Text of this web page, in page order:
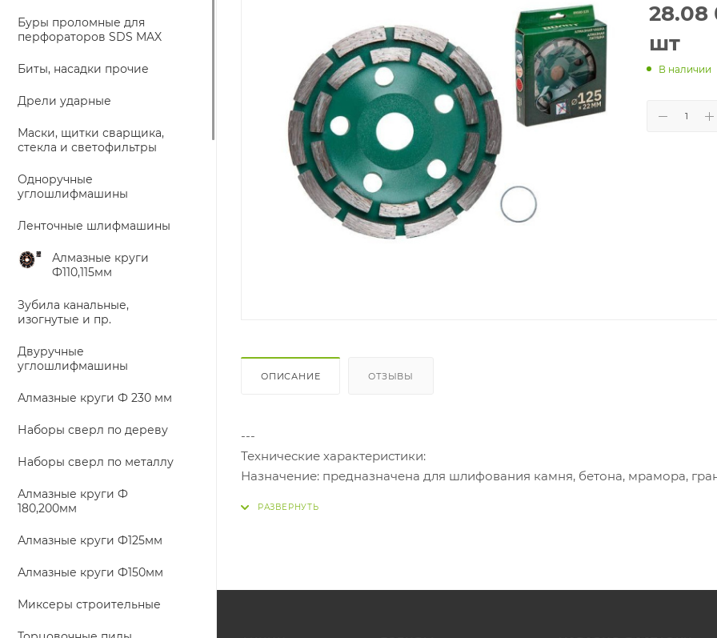
Буры проломные для
перфораторов SDS MAX
Биты, насадки прочие
Дрели ударные
Маски, щитки сварщика,
стекла и светофильтры
Одноручные
углошлифмашины
Ленточные шлифмашины
Алмазные круги
Ф110,115мм
Зубила канальные,
изогнутые и пр.
Двуручные
углошлифмашины
Алмазные круги Ф 230 мм
Наборы сверл по дереву
Наборы сверл по металлу
Алмазные круги Ф
180,200мм
Алмазные круги Ф125мм
Алмазные круги Ф150мм
Миксеры строительные
28.08
шт
В наличии
ОПИСАНИЕ ОТЗЫВЫ
---
Технические характеристики:
Назначение: предназначена для шлифования камня, бетона, мрамора,